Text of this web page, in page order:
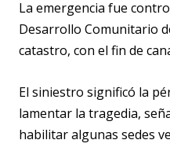
La emergencia fue
Desarrollo Comunitario
catastro, con el fin de
El siniestro significó la
lamentar la tragedia,
habilitar algunas sedes